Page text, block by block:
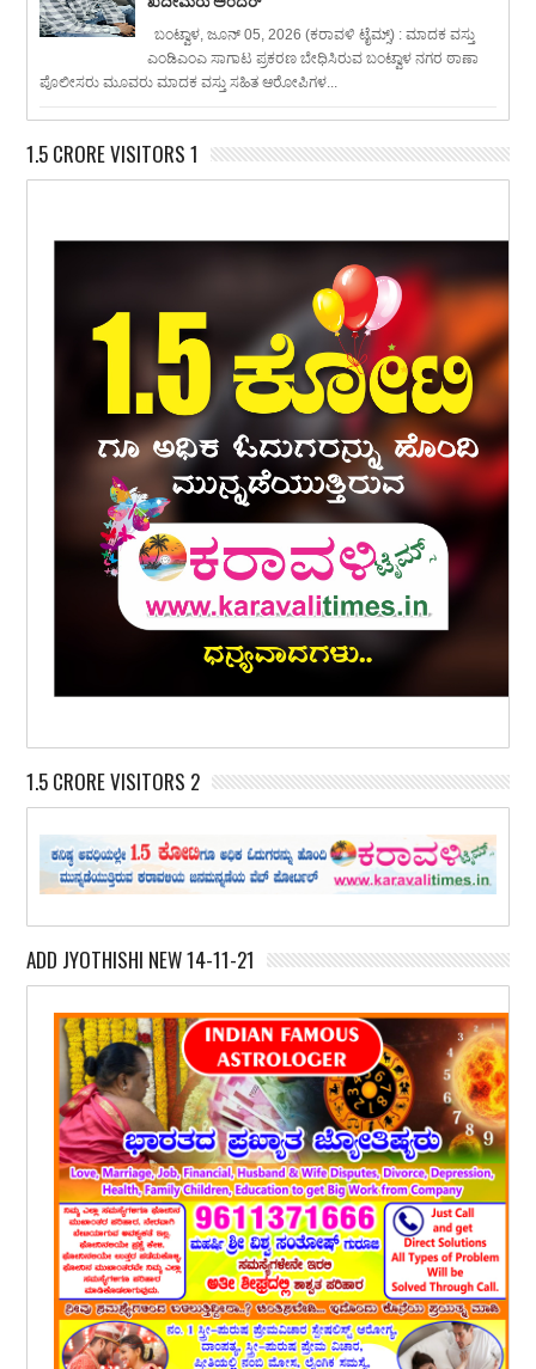
ಬಂಟ್ವಾಳ, ಜೂನ್ 05, 2026 (ಕರಾವಳಿ ಟೈಮ್ಸ್) : ಮಾದಕ ವಸ್ತು
ಎಂಡಿಎಂಎ ಸಾಗಾಟ ಪ್ರಕರಣ ಬೇಧಿಸಿರುವ ಬಂಟ್ವಾಳ ನಗರ ಠಾಣಾ
ಪೊಲೀಸರು ಮೂವರು ಮಾದಕ ವಸ್ತು ಸಹಿತ ಆರೋಪಿಗಳ...
1.5 CRORE VISITORS 1
1.5 CRORE VISITORS 2
ADD JYOTHISHI NEW 14-11-21